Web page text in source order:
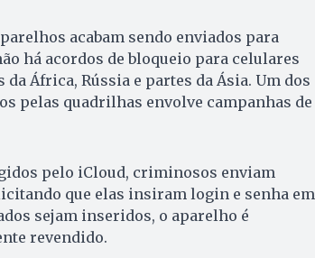
acabam sendo enviados para
há acordos de bloqueio para celulares
África, Rússia e partes da Ásia. Um dos
pelas quadrilhas envolve campanhas de
pelo iCloud, criminosos enviam
que elas insiram login e senha em
sejam inseridos, o aparelho é
revendido.